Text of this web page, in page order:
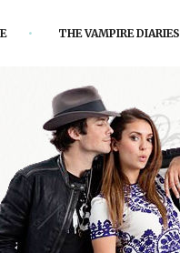
THE VAMPIRE DIARIES